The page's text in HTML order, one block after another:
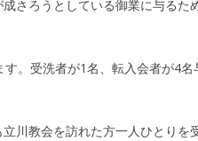
さろうとしている御業に与るた
。受洗者が1名、転入会者が4
川教会を訪れた方一人ひとり